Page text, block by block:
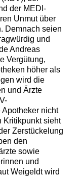
der MEDI-
Unmut über
Demnach seien
und
Andreas
Vergütung,
höher als
wird die
und Ärzte
nicht
Kritikpunkt sieht
Zerstückelung
den
sowie
und
Weigeldt wird